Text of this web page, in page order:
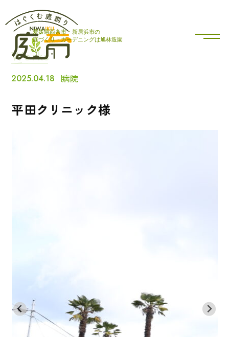
愛媛県西条市・新居浜市の
庭づくり・ガーデニングは旭林造園
庭をつくる
庭をはぐくむ
施工実績
Works
2025.04.18 病院
平田クリニック様